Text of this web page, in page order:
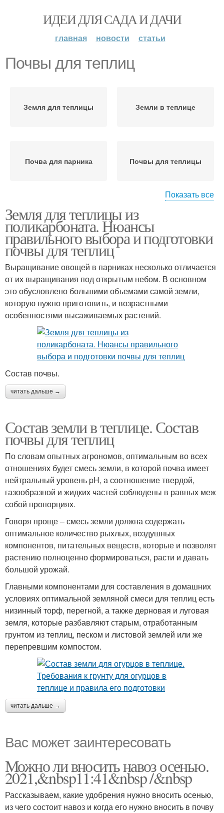
ИДЕИ ДЛЯ САДА И ДАЧИ
главная новости статьи
Почвы для теплиц
Земля для теплицы Земли в теплице
Почва для парника Почвы для теплицы
Грунт в теплице Муки в теплице
Грунт для теплицы
Показать все
Земля для теплицы из
поликарбоната. Нюансы
правильного выбора и подготовки
почвы для теплиц
Выращивание овощей в парниках несколько отличается
от их выращивания под открытым небом. В основном
это обусловлено большими объемами самой земли,
которую нужно приготовить, и возрастными
особенностями высаживаемых растений.
Состав почвы.
читать дальше →
Состав земли в теплице. Состав
почвы для теплиц
По словам опытных агрономов, оптимальным во всех
отношениях будет смесь земли, в которой почва имеет
нейтральный уровень pH, а соотношение твердой,
газообразной и жидких частей соблюдены в равных меж
собой пропорциях.
Говоря проще – смесь земли должна содержать
оптимальное количество рыхлых, воздушных
компонентов, питательных веществ, которые и позволят
растению полноценно формироваться, расти и давать
большой урожай.
Главными компонентами для составления в домашних
условиях оптимальной земляной смеси для теплиц есть
низинный торф, перегной, а также дерновая и луговая
земля, которые разбавляют старым, отработанным
грунтом из теплиц, песком и листовой землей или же
перепревшим компостом.
читать дальше →
Вас может заинтересовать
Можно ли вносить навоз осенью.
2021,&nbsp11:41&nbsp /&nbsp
Рассказываем, какие удобрения нужно вносить осенью,
из чего состоит навоз и когда его нужно вносить в почву